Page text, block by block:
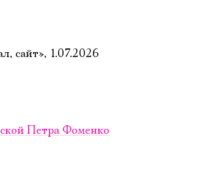
сайт», 1.07.2026
Петра Фоменко